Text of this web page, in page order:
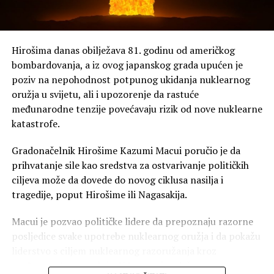
izuzetaka od državljanstva po rođenju. Druga je
usmjerena na takozvani “turizam radi porođaja”.
Na meti “turizam radi porođaja”
Posebnu pažnju privukla je uredba kojom Trampova
administracija želi da pooštri borbu protiv prakse u kojoj
strankinje dolaze u SAD prvenstveno radi porođaja kako
bi njihovo dijete dobilo američko državljanstvo.
Miller), jedan od glavnih kreatora Trampove imigracione
politike, predstavio je novu uredbu kao zabranu
“turizma radi porođaja”.
Međutim, takva praksa već je ograničena američkim
viznim pravilima. Američki propisi omogućavaju
odbijanje turističke vize kada konzularni službenik utvrdi
Hirošima danas obilježava 81. godinu od američkog
bombardovanja, a iz ovog japanskog grada upućen je
poziv na nepohodnost potpunog ukidanja nuklearnog
oružja u svijetu, ali i upozorenje da rastuće
međunarodne tenzije povećavaju rizik od nove nuklearne
katastrofe.
Gradonačelnik Hirošime Kazumi Macui poručio je da
prihvatanje sile kao sredstva za ostvarivanje političkih
ciljeva može da dovede do novog ciklusa nasilja i
tragedije, poput Hirošime ili Nagasakija.
Macui je pozvao političke lidere da prepoznaju razorne
posljedice svake upotrebe nuklearnog oružja i da pokažu
međunarodnu saradnju. U Japanu je održana